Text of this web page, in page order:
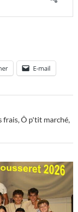
E-mail
frais,Ô p'tit marché,